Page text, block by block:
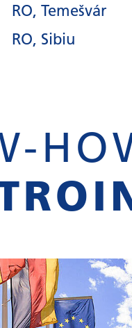
RO, Temešvár
RO, Sibiu